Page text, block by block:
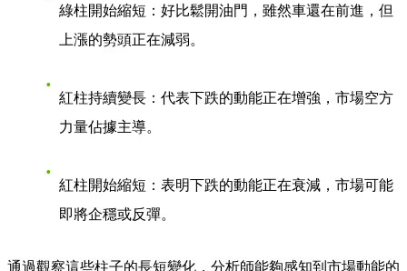
綠柱開始縮短 ：好比鬆開油門，雖然車還在前進，但
上漲的勢頭正在減弱。
紅柱持續變長 ：代表下跌的動能正在增強，市場空方
力量佔據主導。
紅柱開始縮短 ：表明下跌的動能正在衰減，市場可能
即將企穩或反彈。
通過觀察這些柱子的長短變化，分析師能夠感知到市場動能的